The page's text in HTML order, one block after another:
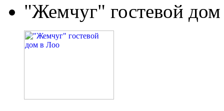
"Жемчуг" гостевой